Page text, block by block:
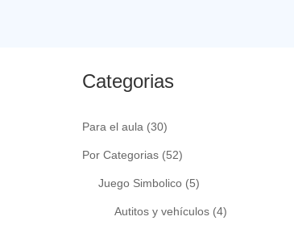
Categorias
Para el aula (30)
Por Categorias (52)
Juego Simbolico (5)
Autitos y vehículos (4)